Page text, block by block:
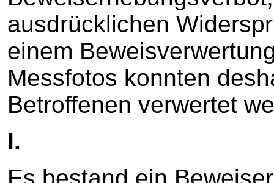
ausdrücklichen
einem
Messfotos konnten
Betroffenen verwertet
I.